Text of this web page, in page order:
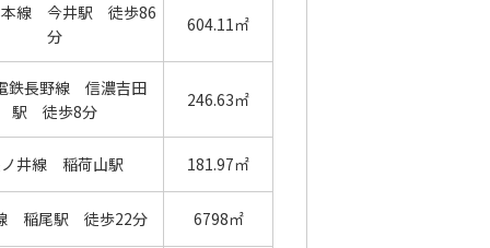
本線 今井駅 徒歩86
分
604.11㎡
鉄長野線 信濃吉田
駅 徒歩8分
246.63㎡
井線 稲荷山駅 181.97㎡
稲尾駅 徒歩22分 6798㎡